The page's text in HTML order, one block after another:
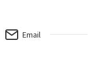
Email